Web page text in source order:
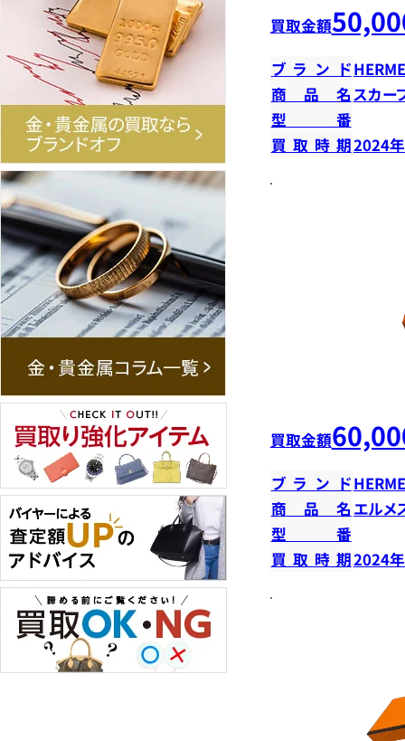
買取金額
ブランド
商品名スカー
型番
買取時期2024
買取金額
ブランド
商品名 エルメ
型番
買取時期2024